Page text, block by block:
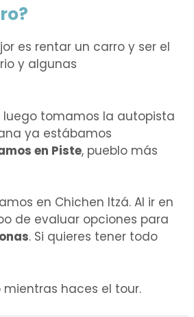
es rentar un carro y ser el
y algunas
luego tomamos la autopista
ya estábamos
en Piste, pueblo más
en Chichen Itzá. Al ir en
de evaluar opciones para
. Si quieres tener todo
haces el tour.